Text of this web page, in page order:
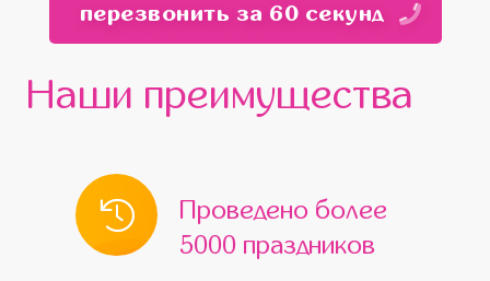
перезвонить за 60 секунд
Наши преимущества
Проведено более
5000 праздников